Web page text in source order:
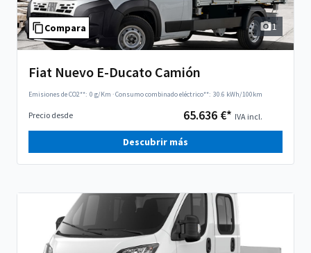
Compara 1
Fiat Nuevo E-Ducato Camión
Emisiones de CO2**: 0 g/Km ·Consumo combinado eléctrico**: 30.6 kWh/100km
Precio desde 65.636 €* IVA incl.
Descubrir más